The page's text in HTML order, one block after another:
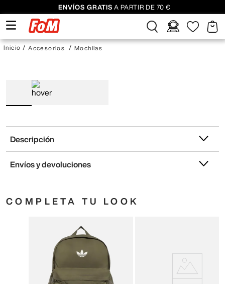
ENVÍOS GRATIS A PARTIR DE 70 €
Accesorios Mochilas
Descripción
Envíos y devoluciones
COMPLETA TU LOOK